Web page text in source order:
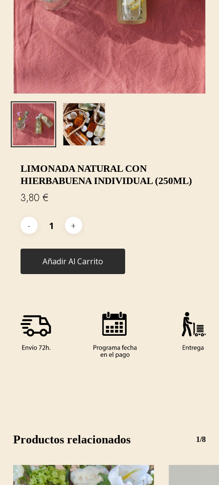
LIMONADA NATURAL CON
HIERBABUENA INDIVIDUAL (250ML)
3,80 €
Añadir Al Carrito
Productos relacionados 1/8